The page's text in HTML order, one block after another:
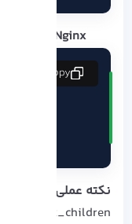
Nginx: مناسب بار سنگین و پروژه‌ های مدرن
copy
نکته عملی
pm.max_children و تنظیم opcache توصیه می‌ شود.